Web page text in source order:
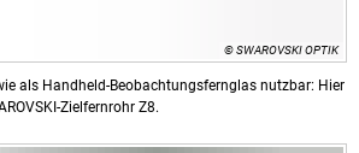
© SWAROVSKI OPTIK
als Handheld-Beobachtungsfernglas nutzbar: Hier
Zielfernrohr Z8.